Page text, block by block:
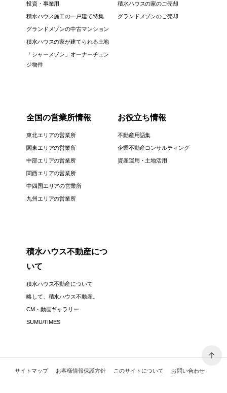
投資・事業用
積水ハウス施工の一戸建て特集
グランドメゾンの中古マンション
積水ハウスの家が建てられる土地
「シャーメゾン」オーナーチェン
ジ物件
積水ハウスの家のご売却
グランドメゾンのご売却
全国の営業所情報
東北エリアの営業所
関東エリアの営業所
中部エリアの営業所
関西エリアの営業所
中四国エリアの営業所
九州エリアの営業所
お役立ち情報
不動産用語集
企業不動産コンサルティング
資産運用・土地活用
積水ハウス不動産につ
いて
積水ハウス不動産について
略して、積水ハウス不動産。
CM・動画ギャラリー
SUMU/TIMES
サイトマップ お客様情報保護方針 このサイトについて お問い合わせ